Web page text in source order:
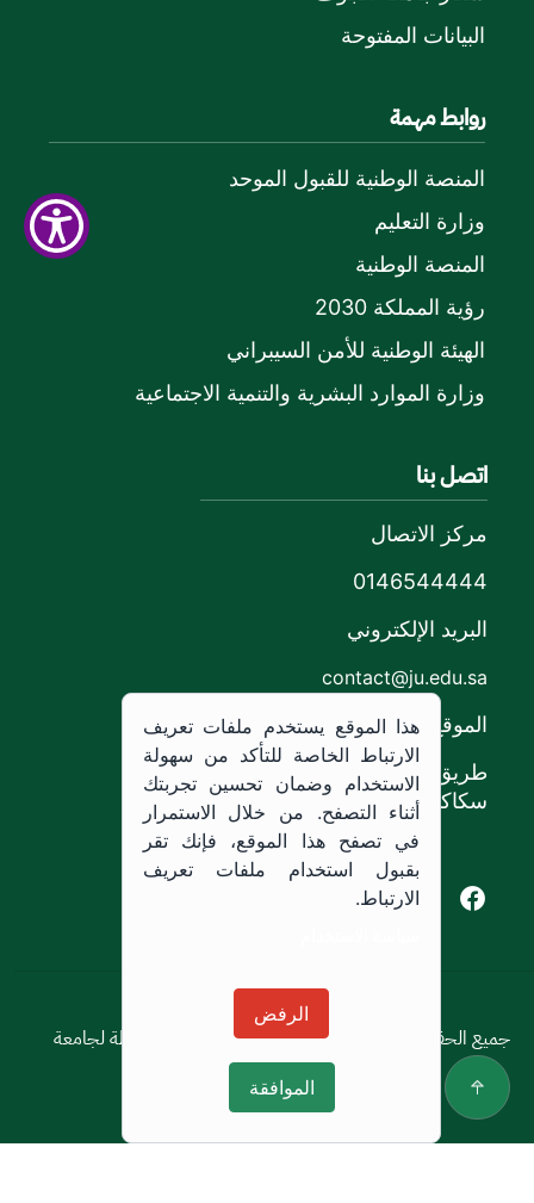
البيانات المفتوحة
روابط مهمة
المنصة الوطنية للقبول الموحد
وزارة التعليم
المنصة الوطنية
رؤية المملكة 2030
الهيئة الوطنية للأمن السيبراني
وزارة الموارد البشرية والتنمية الاجتماعية
اتصل بنا
مركز الاتصال
0146544444
البريد الإلكتروني
contact@ju.edu.sa
الموقع
طريق الملك خالد،
سكاكا, المملكة العربية السعودية.
Facebook of Jouf University
X of Jouf University
سياسة الاستخدام
جميع الحقوق محفوظة © 2026 جميع الحقوق محفوظة لجامعة
الجوف
هذا الموقع يستخدم ملفات تعريف
الارتباط الخاصة للتأكد من سهولة
الاستخدام وضمان تحسين تجربتك
أثناء التصفح. من خلال الاستمرار
في تصفح هذا الموقع، فإنك تقر
بقبول استخدام ملفات تعريف
الارتباط.
الرفض
الموافقة